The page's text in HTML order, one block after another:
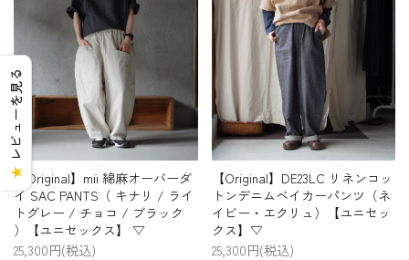
【Original】mii 綿麻オーバーダ
イ SAC PANTS（ キナリ / ライ
トグレー / チョコ / ブラック
）【ユニセックス】 ▽
25,300円(税込)
【Original】DE23LC リネンコッ
トンデニムベイカーパンツ（ネ
イビー・エクリュ）【ユニセッ
クス】▽
25,300円(税込)
★
レビューを見る